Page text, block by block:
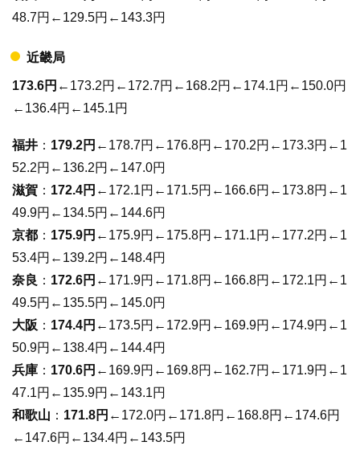
48.7円←129.5円←143.3円
近畿局
173.6円 ←173.2円←172.7円←168.2円←174.1円←150.0円
←136.4円←145.1円
福井 ： 179.2円 ←178.7円←176.8円←170.2円←173.3円←1
52.2円←136.2円←147.0円
滋賀 ： 172.4円 ←172.1円←171.5円←166.6円←173.8円←1
49.9円←134.5円←144.6円
京都 ： 175.9円 ←175.9円←175.8円←171.1円←177.2円←1
53.4円←139.2円←148.4円
奈良 ： 172.6円 ←171.9円←171.8円←166.8円←172.1円←1
49.5円←135.5円←145.0円
大阪 ： 174.4円 ←173.5円←172.9円←169.9円←174.9円←1
50.9円←138.4円←144.4円
兵庫 ： 170.6円 ←169.9円←169.8円←162.7円←171.9円←1
47.1円←135.9円←143.1円
和歌山 ： 171.8円 ←172.0円←171.8円←168.8円←174.6円
←147.6円←134.4円←143.5円